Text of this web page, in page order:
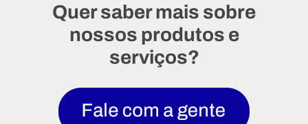
Quer saber mais sobre
nossos produtos e
serviços?